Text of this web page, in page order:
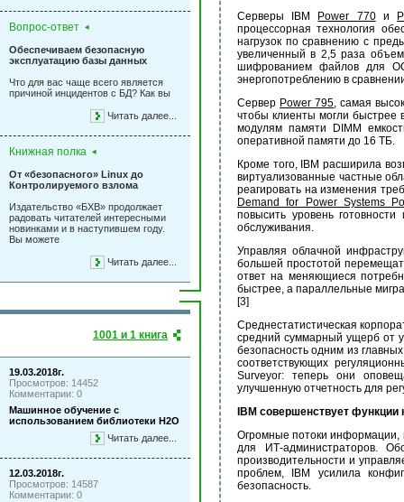
Вопрос-ответ
Обеспечиваем безопасную
эксплуатацию базы данных
Что для вас чаще всего является
причиной инцидентов с БД? Как вы
Читать далее...
Книжная полка
От «безопасного» Linux до
Контролируемого взлома
Издательство «БХВ» продолжает
радовать читателей интересными
новинками и в наступившем году.
Вы можете
Читать далее...
1001 и 1 книга
19.03.2018г.
Просмотров: 14452
Комментарии: 0
Машинное обучение с
использованием библиотеки Н2О
Читать далее...
12.03.2018г.
Просмотров: 14587
Комментарии: 0
Серверы IBM
Power 770и
процессорная технология
нагрузок по сравнению с
увеличенный в 2,5 раза
шифрованием файлов для
энергопотреблению в
Сервер Power 795, самая
чтобы клиенты могли быстрее
модулям памяти DIMM
оперативной памяти до 16 ТБ.
Кроме того, IBM расширила
виртуализованные частные
реагировать на изменения
Demand for Power Systems
повысить уровень
обслуживания.
Управляя облачной
большей простотой
ответ на меняющиеся
быстрее, а параллельные
[3]
Среднестатистическая
средний суммарный ущерб от
безопасность одним из
соответствующих
Surveyor: теперь они
улучшенную отчетность для
IBM совершенствует
Огромные потоки информации,
для ИТ-администраторов.
производительности и
проблем, IBM усилила
безопасность.